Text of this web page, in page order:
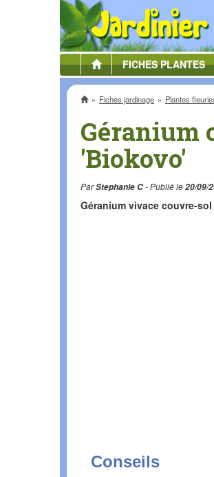
FICHESPLANTES
AccueilFiches jardinage Plantes
Géranium
'Biokovo'
ParStephanie C- Publié le20/09/
Géranium vivace couvre-
Conseils